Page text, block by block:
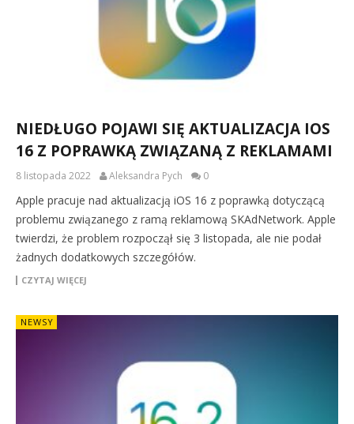
NIEDŁUGO POJAWI SIĘ AKTUALIZACJA IOS
16 Z POPRAWKĄ ZWIĄZANĄ Z REKLAMAMI
8 listopada 2022 Aleksandra Pych 0
Apple pracuje nad aktualizacją iOS 16 z poprawką dotyczącą
problemu związanego z ramą reklamową SKAdNetwork. Apple
twierdzi, że problem rozpoczął się 3 listopada, ale nie podał
żadnych dodatkowych szczegółów.
CZYTAJ WIĘCEJ
NEWSY